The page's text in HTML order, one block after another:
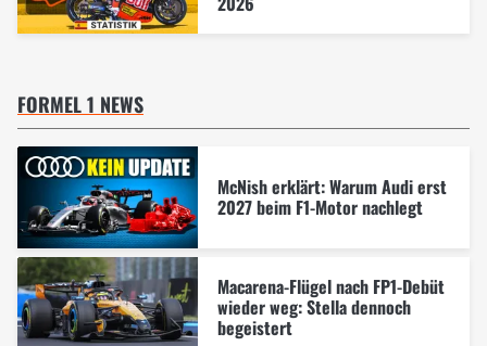
FORMEL 1 NEWS
McNish erklärt: Warum Audi erst
2027 beim F1-Motor nachlegt
Macarena-Flügel nach FP1-Debüt
wieder weg: Stella dennoch
begeistert